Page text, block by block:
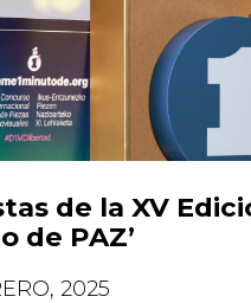
de la XV
de PAZ’
2025